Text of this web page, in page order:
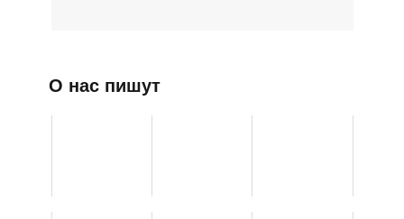
О нас пишут